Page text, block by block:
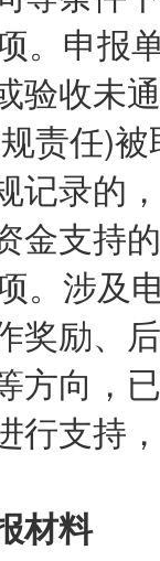
申报
验收未
责任)
记录的
金支持
涉及
奖励、
方向，
行支持
材料